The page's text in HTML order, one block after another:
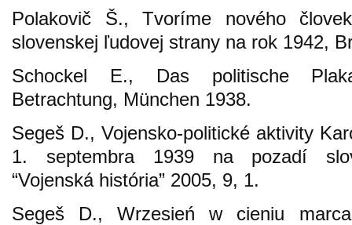
Polakovič Š., Tvoríme nového
slovenskej ľudovej strany na rok 1942,
Schockel E., Das politische
Betrachtung, München 1938.
Segeš D., Vojensko-politické aktivity
1. septembra 1939 na pozadí
“Vojenská história” 2005, 9, 1.
Segeš D., Wrzesień w cieniu